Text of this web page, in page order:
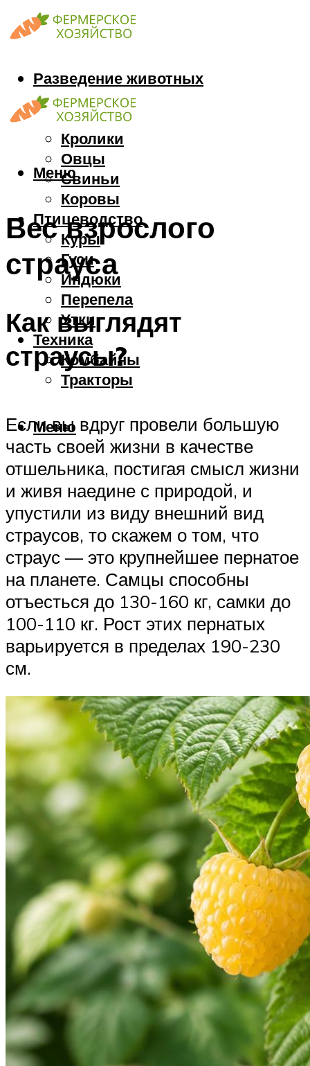
Разведение животных
Козы
Кони
Кролики
Овцы
Свиньи
Коровы
Птицеводство
Куры
Гуси
Индюки
Перепела
Утки
Техника
Комбайны
Тракторы
Меню
Меню
Вес взрослого
страуса
Как выглядят
страусы?
Если вы вдруг провели большую
часть своей жизни в качестве
отшельника, постигая смысл жизни
и живя наедине с природой, и
упустили из виду внешний вид
страусов, то скажем о том, что
страус — это крупнейшее пернатое
на планете. Самцы способны
отъесться до 130-160 кг, самки до
100-110 кг. Рост этих пернатых
варьируется в пределах 190-230
см.